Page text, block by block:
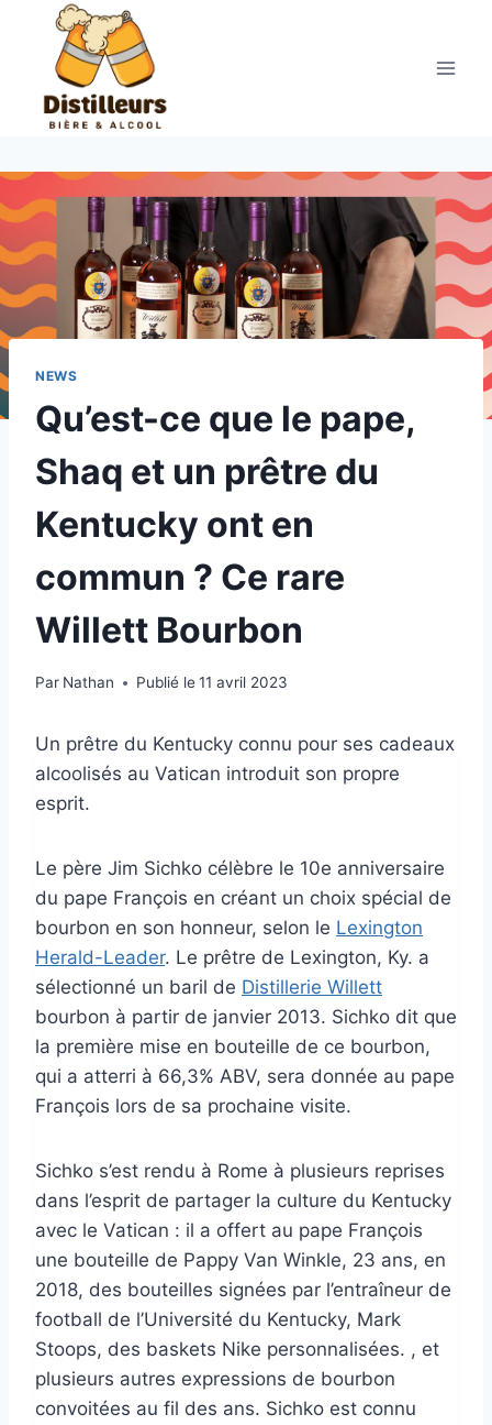
contenu
NEWS
Qu’est-ce que le pape,
Shaq et un prêtre du
Kentucky ont en
commun ? Ce rare
Willett Bourbon
Par Nathan Publié le 11 avril 2023
Un prêtre du Kentucky connu pour ses cadeaux
alcoolisés au Vatican introduit son propre
esprit.
Le père Jim Sichko célèbre le 10e anniversaire
du pape François en créant un choix spécial de
bourbon en son honneur, selon le Lexington
Herald-Leader. Le prêtre de Lexington, Ky. a
sélectionné un baril de Distillerie Willett
bourbon à partir de janvier 2013. Sichko dit que
la première mise en bouteille de ce bourbon,
qui a atterri à 66,3% ABV, sera donnée au pape
François lors de sa prochaine visite.
Sichko s’est rendu à Rome à plusieurs reprises
dans l’esprit de partager la culture du Kentucky
avec le Vatican : il a offert au pape François
une bouteille de Pappy Van Winkle, 23 ans, en
2018, des bouteilles signées par l’entraîneur de
football de l’Université du Kentucky, Mark
Stoops, des baskets Nike personnalisées. , et
plusieurs autres expressions de bourbon
convoitées au fil des ans. Sichko est connu